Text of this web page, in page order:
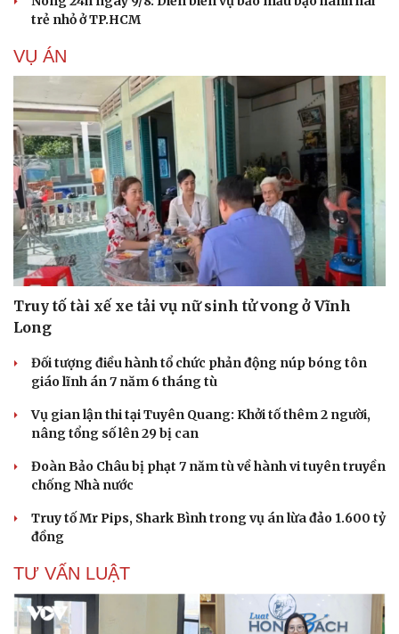
trẻ nhỏ ở TP.HCM
VỤ ÁN
Truy tố tài xế xe tải vụ nữ sinh tử vong ở Vĩnh
Long
Đối tượng điều hành tổ chức phản động núp bóng tôn
giáo lĩnh án 7 năm 6 tháng tù
Vụ gian lận thi tại Tuyên Quang: Khởi tố thêm 2 người,
nâng tổng số lên 29 bị can
Đoàn Bảo Châu bị phạt 7 năm tù về hành vi tuyên truyền
chống Nhà nước
Truy tố Mr Pips, Shark Bình trong vụ án lừa đảo 1.600 tỷ
đồng
TƯ VẤN LUẬT